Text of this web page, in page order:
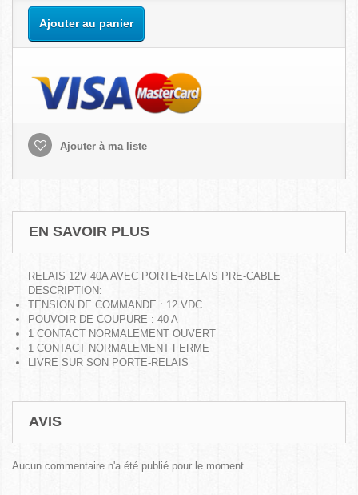
Ajouter au panier
Ajouter à ma liste
EN SAVOIR PLUS
RELAIS 12V 40A AVEC PORTE-RELAIS PRE-CABLE
DESCRIPTION:
TENSION DE COMMANDE : 12 VDC
POUVOIR DE COUPURE : 40 A
1 CONTACT NORMALEMENT OUVERT
1 CONTACT NORMALEMENT FERME
LIVRE SUR SON PORTE-RELAIS
AVIS
Aucun commentaire n'a été publié pour le moment.